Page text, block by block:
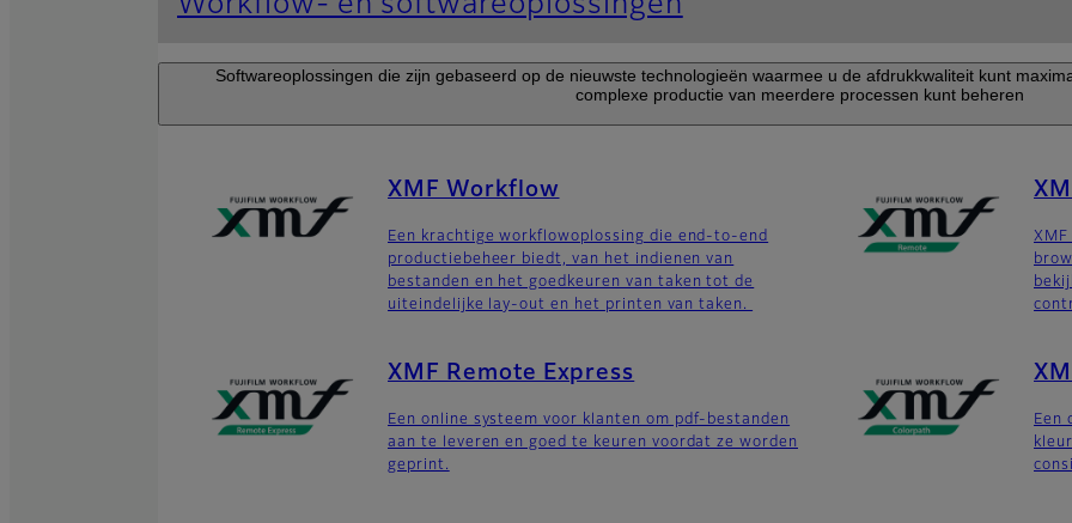
Softwareoplossingen die zijn gebaseerd op de nieuwste technologieën waarmee u de afdrukkwaliteit kunt
complexe productie van meerdere processen kunt beheren
XMF Workflow
Een krachtige workflowoplossing die end-to-end
productiebeheer biedt, van het indienen van
bestanden en het goedkeuren van taken tot de
uiteindelijke lay-out en het printen van taken.
XMF Remote Express
Een online systeem voor klanten om pdf-bestanden
aan te leveren en goed te keuren voordat ze worden
geprint.
Een